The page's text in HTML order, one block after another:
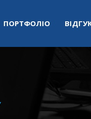
ПОРТФОЛІО